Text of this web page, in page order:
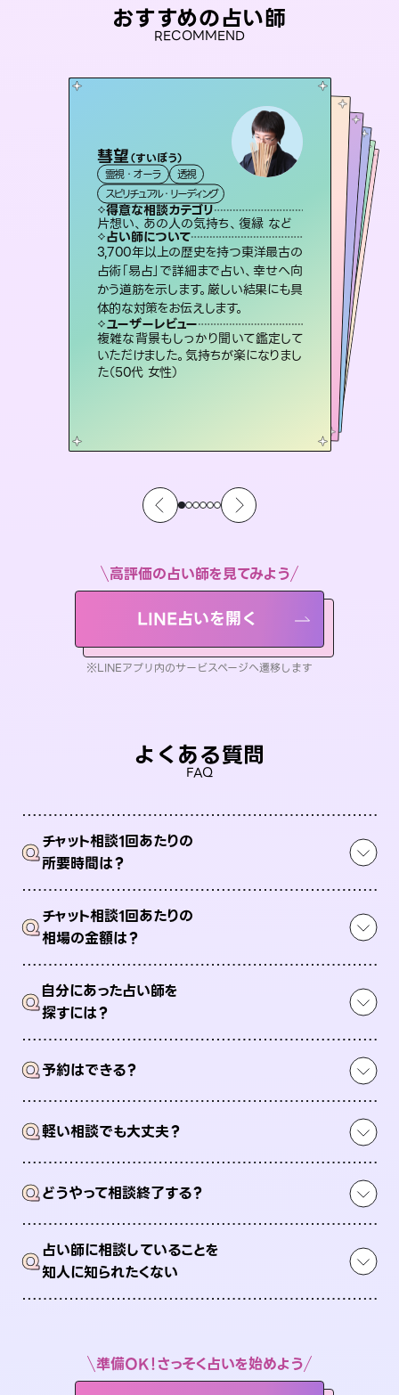
おすすめの占い師
RECOMMEND
彗望（すいぼう）
霊視・オーラ
透視
スピリチュアル・リーディング
得意な相談カテゴリ
片想い、あの人の気持ち、復縁 など
占い師について
3,700年以上の歴史を持つ東洋最古の
占術「易占」で詳細まで占い、幸せへ向
かう道筋を示します。厳しい結果にも具
体的な対策をお伝えします。
ユーザーレビュー
複雑な背景もしっかり聞いて鑑定して
いただけました。気持ちが楽になりまし
た（50代 女性）
おう 霊感オラクル
霊視・オーラ
オラクルカード
得意な相談カテゴリ
恋愛総合、あの人の気持ち など
占い師について
霊視×オラクルカードを使って「今」と
「未来」そして「気になるあの人の気持
ち」まで丁寧に読み解き、恋や人生のヒ
ントを優しく引き出します。
ユーザーレビュー
不安な気持ちが嘘みたいに晴れまし
た…！よく視えていらっしゃるんだなと
感じました（40代 女性）
アイリス -iris-
西洋占星術 タロット
ルーン
得意な相談カテゴリ
恋愛総合、片想い、二人の未来 など
占い師について
復縁、恋愛、不倫の行方、同性愛や片
思い、仕事関係や借金問題まで知りた
いことや心の負担になっていることを
紐解き、背中をそっと押して導きます。
ユーザーレビュー
安心感のあり、言い切ってくれる所や濁
さない鑑定のおかげで、毎回自分の気
持ちを整えられます（30代 男性）
未来視師＊花
霊視・オーラ
スピリチュアル・リーディング
得意な相談カテゴリ
出逢い、片想い、復縁 など
占い師について
未来には何パターンもの選択肢があります。不安で視えにくくなっているあなたの素敵な未来を見つけ、その未来を選択できるようアドバイスします。
ユーザーレビュー
職場の人の性質や人間関係、本心など
本当によく視えていてびっくり。対策が
打てて前向きになれます（40代）
セラピスト理恵
霊視・オーラ
スピリチュアル・リーディング
得意な相談カテゴリ
片想い、二人の未来、年の差 など
占い師について
連絡再開、復縁、成就などの報告実績
多数。セラピストとして2万超の施術経
験があるからこそできる鑑定で、より良
い未来をサポートします。
ユーザーレビュー
とても心温まる鑑定でした。しかもこち
らは何も言っていないのに視えていらっ
しゃるんだなと驚きです（30代女性）
桃源珠羽
霊視・オーラ タロット
スピリチュアル・リーディング
得意な相談カテゴリ
片想い、あの人の気持ち、復縁 など
占い師について
恋愛のお悩みの中でも特に「曖昧な関
係」の相談を得意としており、友達以上
恋人未満なお相手との今後や本音を丁
寧に読み解き恋愛成就へと導きます。
ユーザーレビュー
鑑定していただいてアドバイス通りに行
動すると仲が復活してきました。ありが
とうございました（40代 女性）
高評価の占い師を見てみよう
LINE占いを開く
※LINEアプリ内のサービスページへ遷移します
よくある質問
FAQ
Qチャット相談1回あたりの
所要時間は？
Qチャット相談1回あたりの
相場の金額は？
Q自分にあった占い師を
探すには？
Q予約はできる？
Q軽い相談でも大丈夫？
Qどうやって相談終了する？
Q占い師に相談していることを
知人に知られたくない
準備OK！さっそく占いを始めよう